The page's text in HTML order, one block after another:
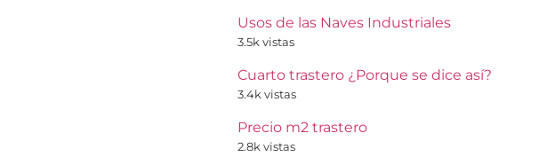
Usos de las Naves Industriales
3.5k vistas
Cuarto trastero ¿Porque se dice así?
3.4k vistas
Precio m2 trastero
2.8k vistas